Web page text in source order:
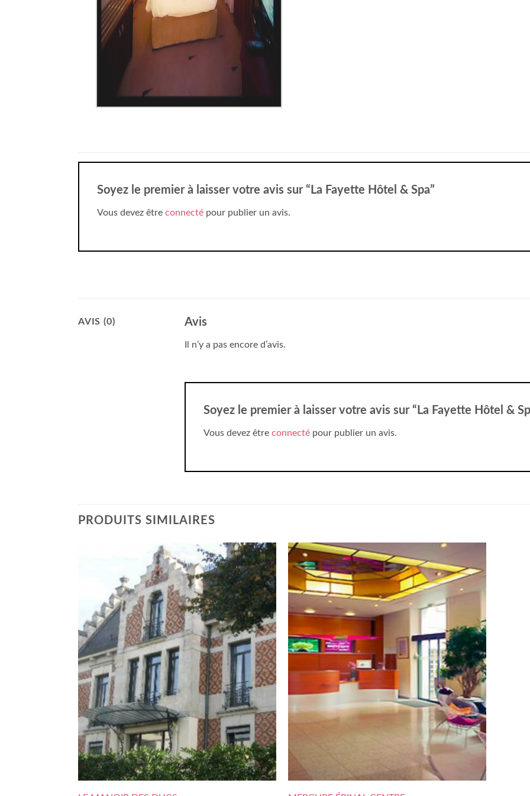
Soyez le premier à laisser votre avis sur “La Fayette Hôtel & Spa”
Vous devez être connecté pour publier un avis.
AVIS (0) Avis
Il n’y a pas encore d’avis.
Soyez le premier à laisser votre avis sur “La Fayette Hôtel &
Vous devez être connecté pour publier un avis.
PRODUITS SIMILAIRES